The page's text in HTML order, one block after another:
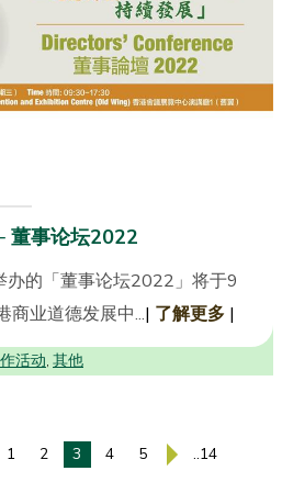
董事论坛2022
办的「董事论坛2022」将于9
商业道德发展中...| 了解更多 |
活动, 其他
1 2 3 4 5 ..14